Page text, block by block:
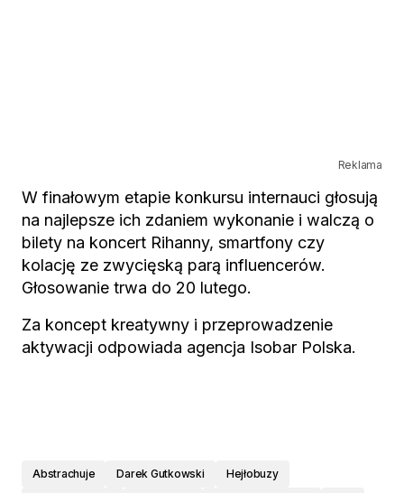
Reklama
W finałowym etapie konkursu internauci głosują
na najlepsze ich zdaniem wykonanie i walczą o
bilety na koncert Rihanny, smartfony czy
kolację ze zwycięską parą influencerów.
Głosowanie trwa do 20 lutego.
Za koncept kreatywny i przeprowadzenie
aktywacji odpowiada agencja Isobar Polska.
Abstrachuje Darek Gutkowski
Hejłobuzy